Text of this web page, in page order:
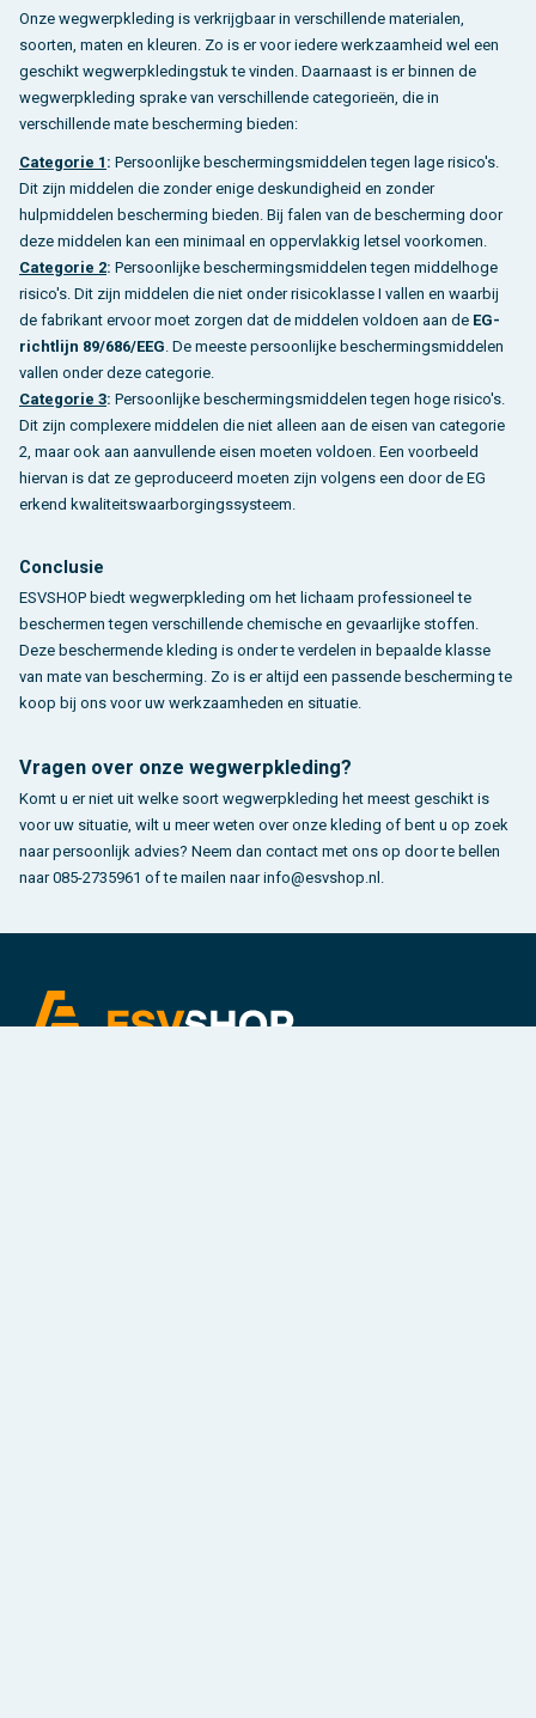
Onze wegwerpkleding is verkrijgbaar in verschillende materialen,
soorten, maten en kleuren. Zo is er voor iedere werkzaamheid wel een
geschikt wegwerpkledingstuk te vinden. Daarnaast is er binnen de
wegwerpkleding sprake van verschillende categorieën, die in
verschillende mate bescherming bieden:
Categorie 1 : Persoonlijke beschermingsmiddelen tegen lage risico's.
Dit zijn middelen die zonder enige deskundigheid en zonder
hulpmiddelen bescherming bieden. Bij falen van de bescherming door
deze middelen kan een minimaal en oppervlakkig letsel voorkomen.
Categorie 2: Persoonlijke beschermingsmiddelen tegen middelhoge
risico's. Dit zijn middelen die niet onder risicoklasse I vallen en waarbij
de fabrikant ervoor moet zorgen dat de middelen voldoen aan de EG-
richtlijn 89/686/EEG. De meeste persoonlijke beschermingsmiddelen
vallen onder deze categorie.
Categorie 3: Persoonlijke beschermingsmiddelen tegen hoge risico's.
Dit zijn complexere middelen die niet alleen aan de eisen van categorie
2, maar ook aan aanvullende eisen moeten voldoen. Een voorbeeld
hiervan is dat ze geproduceerd moeten zijn volgens een door de EG
erkend kwaliteitswaarborgingssysteem.
Conclusie
ESVSHOP biedt wegwerpkleding om het lichaam professioneel te
beschermen tegen verschillende chemische en gevaarlijke stoffen.
Deze beschermende kleding is onder te verdelen in bepaalde klasse
van mate van bescherming. Zo is er altijd een passende bescherming te
koop bij ons voor uw werkzaamheden en situatie.
Vragen over onze wegwerpkleding?
Komt u er niet uit welke soort wegwerpkleding het meest geschikt is
voor uw situatie, wilt u meer weten over onze kleding of bent u op zoek
naar persoonlijk advies? Neem dan contact met ons op door te bellen
naar 085-2735961 of te mailen naar info@esvshop.nl.